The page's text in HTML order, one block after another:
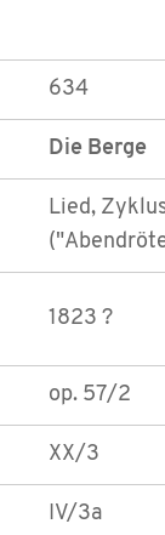
634
Die Berge
Lied,
1823 ?
op. 57/2
XX/3
IV/3a